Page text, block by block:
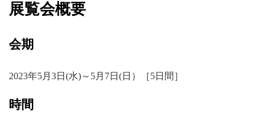
展覧会概要
会期
2023年5月3日(水)～5月7日(日）［5日間］
時間